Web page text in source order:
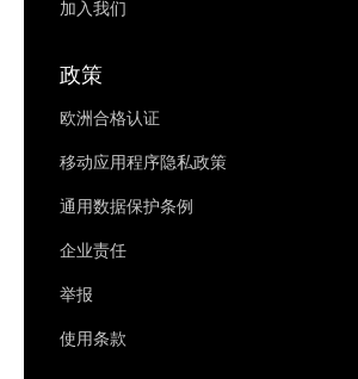
加入我们
政策
欧洲合格认证
移动应用程序隐私政策
通用数据保护条例
企业责任
举报
使用条款